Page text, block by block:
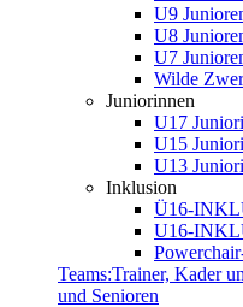
U9
U8
U7
Wilde
Juniorinnen
U17
U15
U13
Inklusion
Ü16-
U16-
Teams:Trainer, Kader
und Senioren